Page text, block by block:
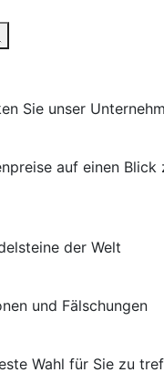
Sie unser
auf einen Blick
der Welt
und Fälschungen
Wahl für Sie zu